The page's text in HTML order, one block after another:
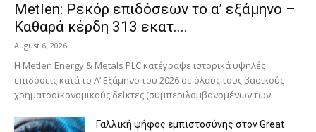
Metlen: Ρεκόρ επιδόσεων το α’ εξάμηνο –
Kαθαρά κέρδη 313 εκατ....
August 6, 2026
Η Metlen Energy & Metals PLC κατέγραψε ιστορικά υψηλές
επιδόσεις κατά το Α’ Εξάμηνο του 2026 σε όλους τους βασικούς
χρηματοοικονομικούς δείκτες (συμπεριλαμβανομένων των...
Γαλλική ψήφος εμπιστοσύνης στον Great